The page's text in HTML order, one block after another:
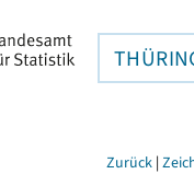
Zurück |